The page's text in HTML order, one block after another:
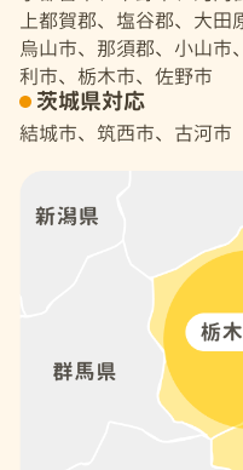
上都賀郡、塩谷郡、大田
烏山市、那須郡、小山市
利市、栃木市、佐野市
茨城県対応
結城市、筑西市、古河市